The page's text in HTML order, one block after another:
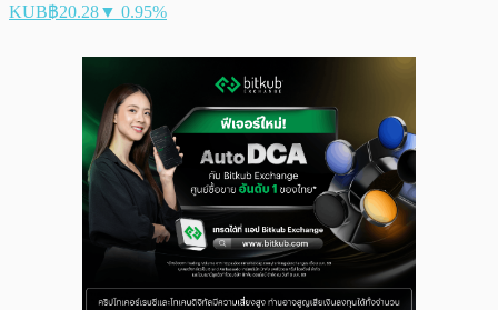
KUB฿20.28▼ 0.95%